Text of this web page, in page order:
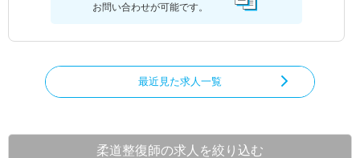
お問い合わせが可能です。
最近見た求人一覧
柔道整復師の求人を絞り込む